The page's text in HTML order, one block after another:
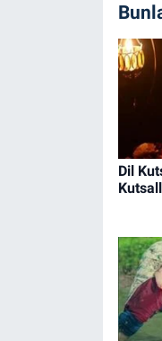
Dil